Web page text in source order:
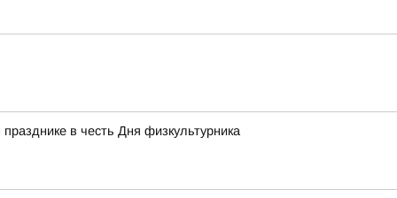
в честь Дня физкультурника